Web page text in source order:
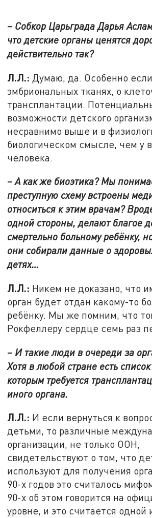
– Собкор Царьграда Дарья
что детские органы ценятся
действительно так?
Л.Л.: Думаю, да. Особенно
эмбриональных тканях, о
трансплантации.
возможности детского
несравнимо выше и в
биологическом смысле, чем у
человека.
– А как же биоэтика? Мы
преступную схему встроены
относиться к этим врачам?
одной стороны, делают благое
смертельно больному ребёнку,
они собирали данные о
детях…
Л.Л.: Никем не доказано, что
орган будет отдан какому-то
ребёнку. Мы же помним, что
Рокфеллеру сердце семь раз
– И такие люди в очереди за
Хотя в любой стране есть
которым требуется
иного органа.
Л.Л.: И если вернуться к
детьми, то различные
организации, не только ООН,
свидетельствуют о том, что
используют для получения
90-х годов это считалось
90-х об этом говорится на
уровне, и это считается одной